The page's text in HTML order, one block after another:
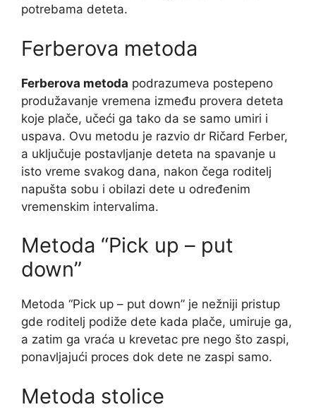
potrebama deteta.
Ferberova metoda
Ferberova metoda podrazumeva postepeno
produžavanje vremena između provera deteta
koje plače, učeći ga tako da se samo umiri i
uspava. Ovu metodu je razvio dr Ričard Ferber,
a uključuje postavljanje deteta na spavanje u
isto vreme svakog dana, nakon čega roditelj
napušta sobu i obilazi dete u određenim
vremenskim intervalima.
Metoda “Pick up – put
down”
Metoda “Pick up – put down” je nežniji pristup
gde roditelj podiže dete kada plače, umiruje ga,
a zatim ga vraća u krevetac pre nego što zaspi,
ponavljajući proces dok dete ne zaspi samo.
Metoda stolice